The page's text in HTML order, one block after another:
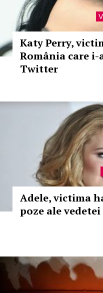
Katy Perry,
România care
Twitter
Adele, victima
poze ale